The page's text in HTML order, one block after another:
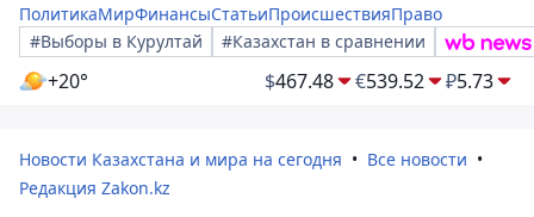
ПолитикаМирФинансыСтатьиПроисшествияПраво
#Выборы в Курултай
#Казахстан в сравнении
+20° $467.48 €539.52 ₽5.73
Новости Казахстана и мира на сегодня
Все новости
Редакция Zakon.kz